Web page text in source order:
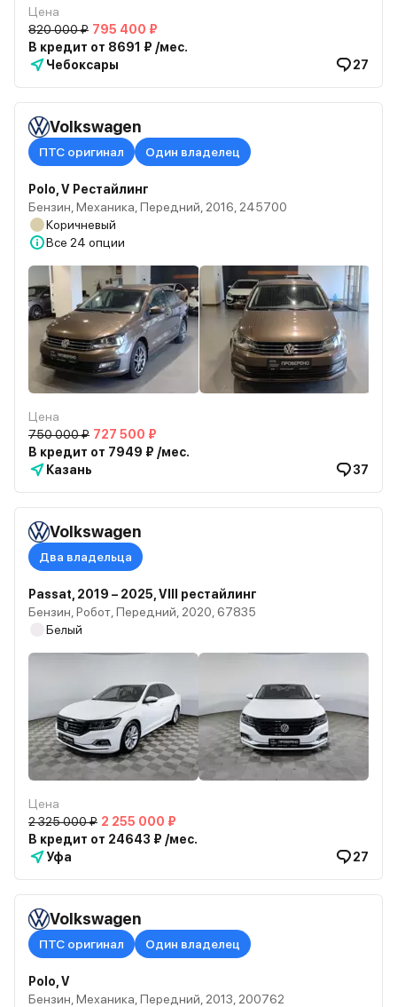
Цена
820 000 ₽ 795 400 ₽
В кредит от 8691 ₽ /мес.
Чебоксары
27
Volkswagen
ПТС оригинал Один владелец
Polo, V Рестайлинг
Бензин, Механика, Передний, 2016, 245700
Коричневый
Все 24 опции
Цена
750 000 ₽ 727 500 ₽
В кредит от 7949 ₽ /мес.
Казань
37
Volkswagen
Два владельца
Passat, 2019 – 2025, VIII рестайлинг
Бензин, Робот, Передний, 2020, 67835
Белый
Цена
2 325 000 ₽ 2 255 000 ₽
В кредит от 24643 ₽ /мес.
Уфа
27
Volkswagen
ПТС оригинал Один владелец
Polo, V
Бензин, Механика, Передний, 2013, 200762